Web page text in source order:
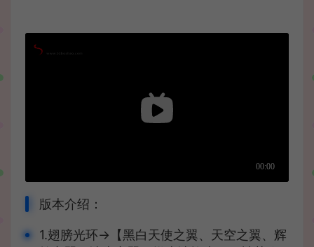
版本介绍：
1.翅膀光环→【黑白天使之翼、天空之翼、辉